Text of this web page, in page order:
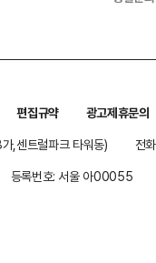
편집규약
광고제휴문의
,센트럴파크 타워동)
전
등록번호: 서울 아00055